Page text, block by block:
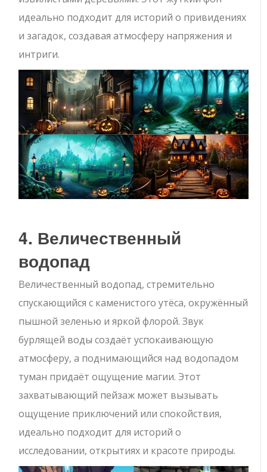
идеально подходит для историй о привидениях
и загадок, создавая атмосферу напряжения и
интриги.
4. Величественный
водопад
Величественный водопад, стремительно
спускающийся с каменистого утёса, окружённый
пышной зеленью и яркой флорой. Звук
бурлящей воды создаёт успокаивающую
атмосферу, а поднимающийся над водопадом
туман придаёт ощущение магии. Этот
захватывающий пейзаж может вызывать
ощущение приключений или спокойствия,
идеально подходит для историй о
исследовании, открытиях и красоте природы.